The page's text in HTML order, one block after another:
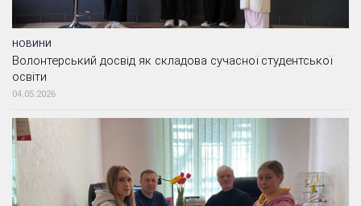
НОВИНИ
Волонтерський досвід як складова сучасної студентської
освіти
04.05.2026